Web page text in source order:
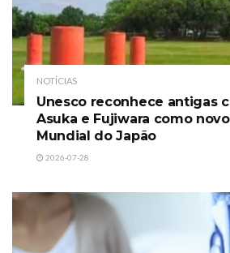
NOTÍCIAS
Unesco reconhece antigas
Asuka e Fujiwara como
Mundial do Japão
2026-07-28